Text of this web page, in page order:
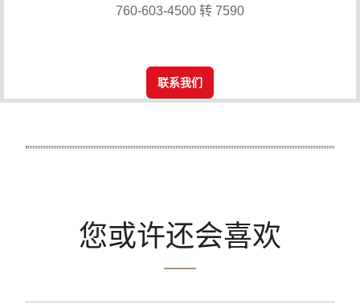
760-603-4500 转 7590
联系我们
您或许还会喜欢